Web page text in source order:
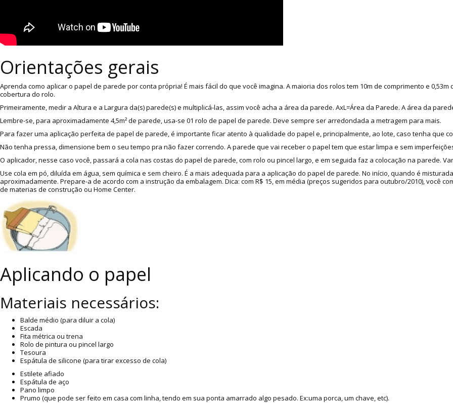
Orientações gerais
Aprenda como aplicar o papel de parede por conta própria! É mais fácil do que você imagina. A maioria dos rolos tem 10m de comprimento e
cobertura do rolo.
Primeiramente, medir a Altura e a Largura da(s) parede(s) e multiplicá-las, assim você acha a área da parede. AxL=Área da Parede. A área da
Lembre-se, para aproximadamente 4,5m² de parede, usa-se 01 rolo de papel de parede. Deve sempre ser arredondada a metragem para mais.
Para fazer uma aplicação perfeita de papel de parede, é importante ficar atento à qualidade do papel e, principalmente, ao lote, caso tenha que
Não tenha pressa, dimensione bem o seu tempo pra não fazer correndo. A parede que vai receber o papel tem que estar limpa e sem
O aplicador, nesse caso você, passará a cola nas costas do papel de parede, com rolo ou pincel largo, e em seguida faz a colocação na parede.
Use cola em pó, diluída em água, sem química e sem cheiro. É a mais adequada para a aplicação do papel de parede. No início, quando é
aproximadamente. Prepare-a de acordo com a instrução da embalagem. Dica: com R$ 15, em média (preços sugeridos para outubro/2010), você
de materias de construção ou Home Center.
Aplicando o papel
Materiais necessários:
Balde médio (para diluir a cola)
Escada
Fita métrica ou trena
Rolo de pintura ou pincel largo
Tesoura
Espátula de silicone (para tirar excesso de cola)
Estilete afiado
Espátula de aço
Pano limpo
Prumo (que pode ser feito em casa com linha, tendo em sua ponta amarrado algo pesado. Ex:uma porca, um chave, etc).